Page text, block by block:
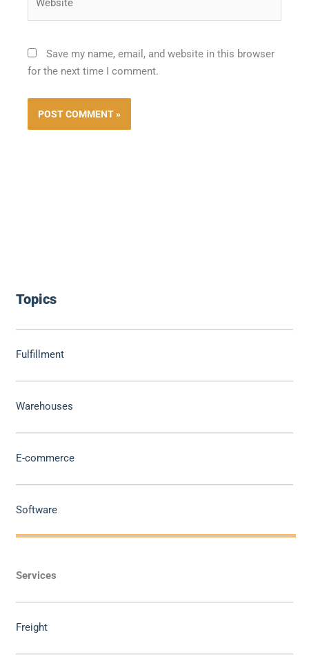
Topics
Fulfillment
Warehouses
E-commerce
Software
Services
Freight
Save my name, email, and website in this browser
for the next time I comment.